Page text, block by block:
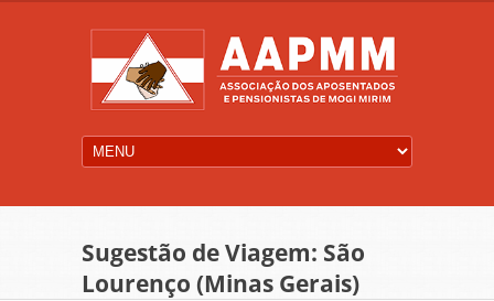
Sugestão de Viagem: São
Lourenço (Minas Gerais)